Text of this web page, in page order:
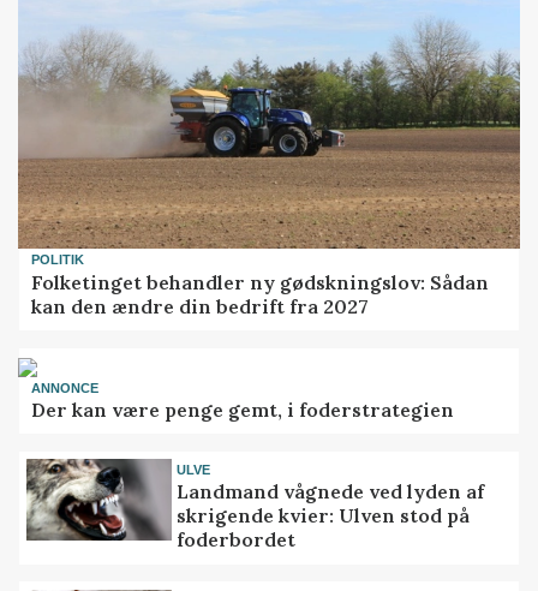
POLITIK
Folketinget behandler ny gødskningslov: Sådan
kan den ændre din bedrift fra 2027
ANNONCE
Der kan være penge gemt, i foderstrategien
ULVE
Landmand vågnede ved lyden af
skrigende kvier: Ulven stod på
foderbordet